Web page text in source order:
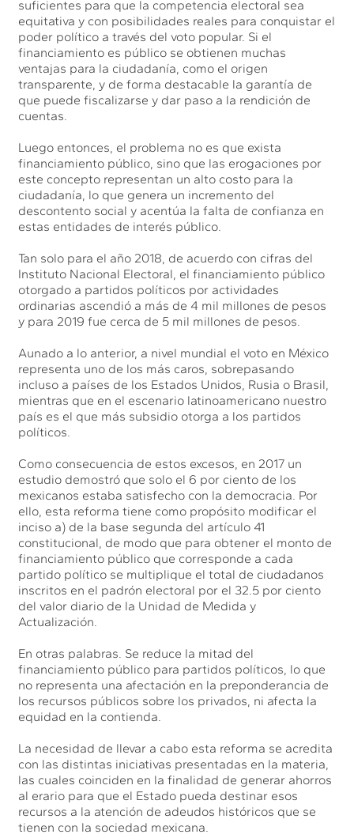
suficientes para que la competencia electoral sea
equitativa y con posibilidades reales para conquistar el
poder político a través del voto popular. Si el
financiamiento es público se obtienen muchas
ventajas para la ciudadanía, como el origen
transparente, y de forma destacable la garantía de
que puede fiscalizarse y dar paso a la rendición de
cuentas.
Luego entonces, el problema no es que exista
financiamiento público, sino que las erogaciones por
este concepto representan un alto costo para la
ciudadanía, lo que genera un incremento del
descontento social y acentúa la falta de confianza en
estas entidades de interés público.
Tan solo para el año 2018, de acuerdo con cifras del
Instituto Nacional Electoral, el financiamiento público
otorgado a partidos políticos por actividades
ordinarias ascendió a más de 4 mil millones de pesos
y para 2019 fue cerca de 5 mil millones de pesos.
Aunado a lo anterior, a nivel mundial el voto en México
representa uno de los más caros, sobrepasando
incluso a países de los Estados Unidos, Rusia o Brasil,
mientras que en el escenario latinoamericano nuestro
país es el que más subsidio otorga a los partidos
políticos.
Como consecuencia de estos excesos, en 2017 un
estudio demostró que solo el 6 por ciento de los
mexicanos estaba satisfecho con la democracia. Por
ello, esta reforma tiene como propósito modificar el
inciso a) de la base segunda del artículo 41
constitucional, de modo que para obtener el monto de
financiamiento público que corresponde a cada
partido político se multiplique el total de ciudadanos
inscritos en el padrón electoral por el 32.5 por ciento
del valor diario de la Unidad de Medida y
Actualización.
En otras palabras. Se reduce la mitad del
financiamiento público para partidos políticos, lo que
no representa una afectación en la preponderancia de
los recursos públicos sobre los privados, ni afecta la
equidad en la contienda.
La necesidad de llevar a cabo esta reforma se acredita
con las distintas iniciativas presentadas en la materia,
las cuales coinciden en la finalidad de generar ahorros
al erario para que el Estado pueda destinar esos
recursos a la atención de adeudos históricos que se
tienen con la sociedad mexicana.